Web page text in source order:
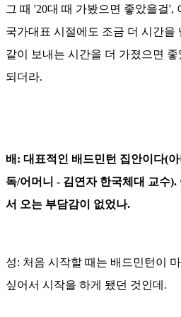
그 때 '20대 때 가봤으면 좋았을걸',
국가대표 시절에도 조금 더 시간을
같이 보내는 시간을 더 가졌으면
되더라.
배: 대표적인 배드민턴 집안이다(
독/어머니 - 김연자 한국체대 교수).
서 오는 부담감이 없었나.
성: 처음 시작할 때는 배드민턴이
싶어서 시작을 하게 됐던 것인데.